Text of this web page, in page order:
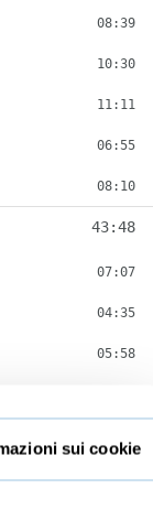
sui cookie
08:39
10:30
11:11
06:55
08:10
43:48
07:07
04:35
05:58
eticamente